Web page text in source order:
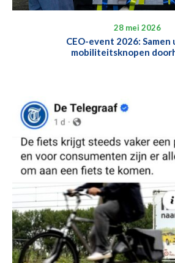
28 mei 2026
CEO-event 2026:
mobiliteitsknopen